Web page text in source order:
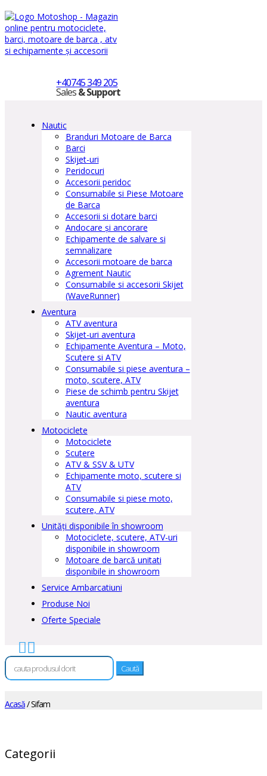
+40745 349 205
Sales& Support
Nautic
Branduri Motoare de Barca
Barci
Skijet-uri
Peridocuri
Accesorii peridoc
Consumabile si Piese Motoare
de Barca
Accesorii si dotare barci
Andocare și ancorare
Echipamente de salvare si
semnalizare
Accesorii motoare de barca
Agrement Nautic
Consumabile si accesorii Skijet
(WaveRunner)
Aventura
ATV aventura
Skijet-uri aventura
Echipamente Aventura – Moto,
Scutere si ATV
Consumabile si piese aventura –
moto, scutere, ATV
Piese de schimb pentru Skijet
aventura
Nautic aventura
Motociclete
Motociclete
Scutere
ATV & SSV & UTV
Echipamente moto, scutere si
ATV
Consumabile si piese moto,
scutere, ATV
Unități disponibile în showroom
Motociclete, scutere, ATV-uri
disponibile in showroom
Motoare de barcă unitati
disponibile in showroom
Service Ambarcatiuni
Produse Noi
Oferte Speciale
 
Caută
după:
Acasă/ Sifam
Categorii